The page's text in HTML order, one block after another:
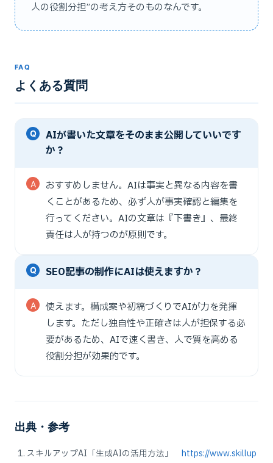
人の役割分担”の考え方そのものなんです。
FAQ
よくある質問
AIが書いた文章をそのまま公開していいです
か？
おすすめしません。AIは事実と異なる内容を書
くことがあるため、必ず人が事実確認と編集を
行ってください。AIの文章は『下書き』、最終
責任は人が持つのが原則です。
SEO記事の制作にAIは使えますか？
使えます。構成案や初稿づくりでAIが力を発揮
します。ただし独自性や正確さは人が担保する必
要があるため、AIで速く書き、人で質を高める
役割分担が効果的です。
出典・参考
スキルアップAI「生成AIの活用方法」 https://www.skillup